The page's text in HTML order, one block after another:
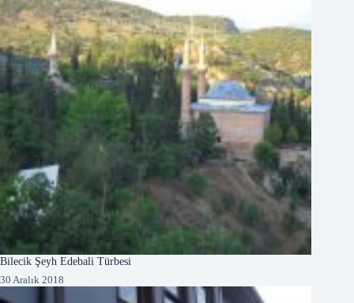
Bilecik Şeyh Edebali Türbesi
30 Aralık 2018